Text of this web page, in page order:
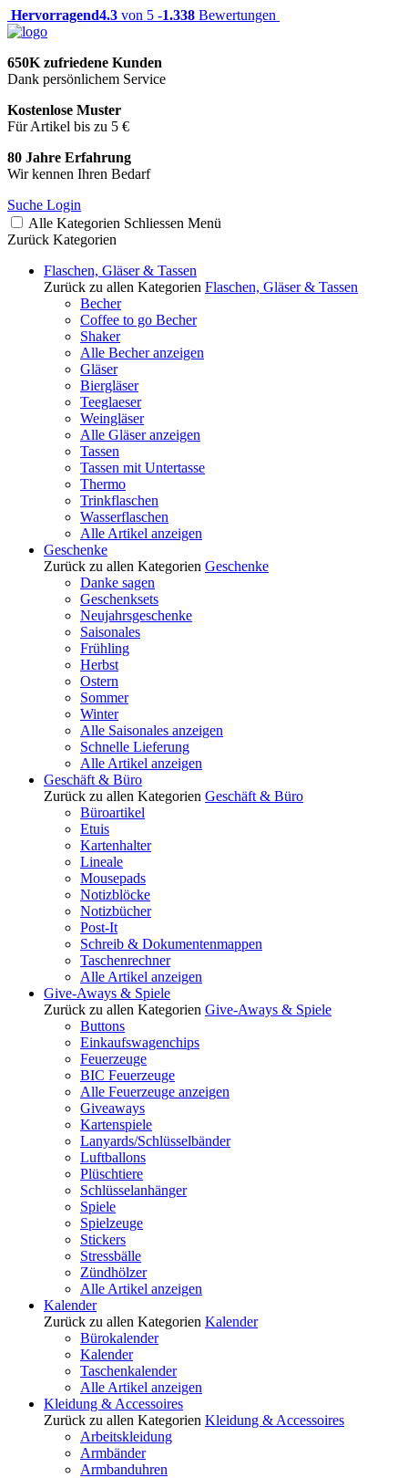
Hervorragend4.3 von 5 -1.338 Bewertungen
650K zufriedene Kunden
Dank persönlichem Service
Kostenlose Muster
Für Artikel bis zu 5 €
80 Jahre Erfahrung
Wir kennen Ihren Bedarf
Suche Login
Alle Kategorien Schliessen Menü
Zurück Kategorien
Flaschen, Gläser & Tassen
Zurück zu allen Kategorien Flaschen, Gläser & Tassen
Becher
Coffee to go Becher
Shaker
Alle Becher anzeigen
Gläser
Biergläser
Teeglaeser
Weingläser
Alle Gläser anzeigen
Tassen
Tassen mit Untertasse
Thermo
Trinkflaschen
Wasserflaschen
Alle Artikel anzeigen
Geschenke
Zurück zu allen Kategorien Geschenke
Danke sagen
Geschenksets
Neujahrsgeschenke
Saisonales
Frühling
Herbst
Ostern
Sommer
Winter
Alle Saisonales anzeigen
Schnelle Lieferung
Alle Artikel anzeigen
Geschäft & Büro
Zurück zu allen Kategorien Geschäft & Büro
Büroartikel
Etuis
Kartenhalter
Lineale
Mousepads
Notizblöcke
Notizbücher
Post-It
Schreib & Dokumentenmappen
Taschenrechner
Alle Artikel anzeigen
Give-Aways & Spiele
Zurück zu allen Kategorien Give-Aways & Spiele
Buttons
Einkaufswagenchips
Feuerzeuge
BIC Feuerzeuge
Alle Feuerzeuge anzeigen
Giveaways
Kartenspiele
Lanyards/Schlüsselbänder
Luftballons
Plüschtiere
Schlüsselanhänger
Spiele
Spielzeuge
Stickers
Stressbälle
Zündhölzer
Alle Artikel anzeigen
Kalender
Zurück zu allen Kategorien Kalender
Bürokalender
Kalender
Taschenkalender
Alle Artikel anzeigen
Kleidung & Accessoires
Zurück zu allen Kategorien Kleidung & Accessoires
Arbeitskleidung
Armbänder
Armbanduhren